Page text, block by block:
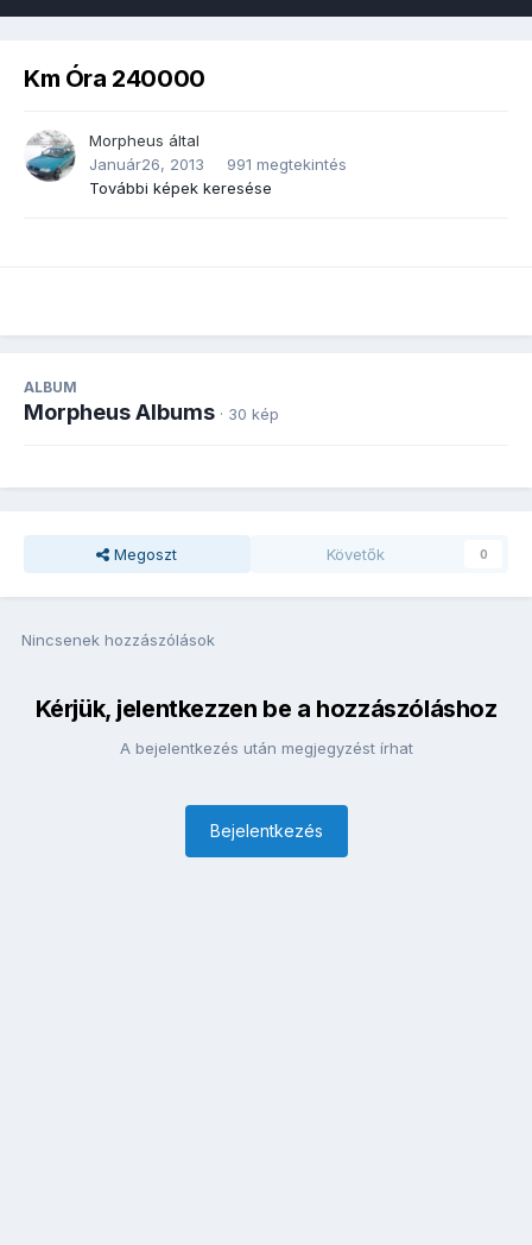
Km Óra 240000
Morpheus által
Január26, 2013
991 megtekintés
További képek keresése
ALBUM
Morpheus Albums · 30 kép
Megoszt Követők 0
Nincsenek hozzászólások
Kérjük, jelentkezzen be a hozzászóláshoz
A bejelentkezés után megjegyzést írhat
Bejelentkezés